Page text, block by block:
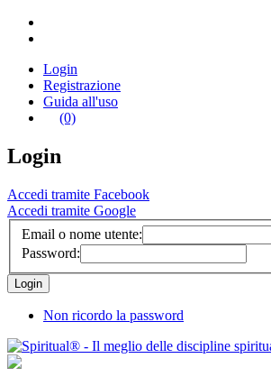
Login
Registrazione
Guida all'uso
(0)
Login
Accedi tramite Facebook
Accedi tramite Google
Email o nome utente:
Password:
Non ricordo la password